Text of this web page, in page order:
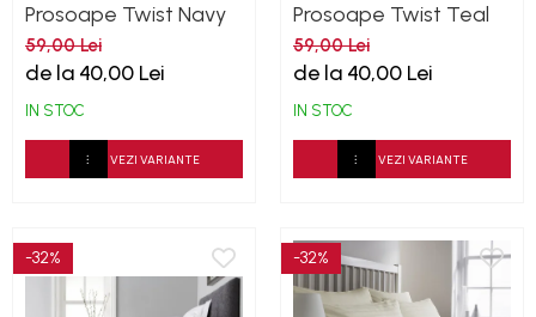
Prosoape Twist Navy
500GSM
59,00 Lei
de la 40,00 Lei
IN STOC
VEZI VARIANTE
Prosoape Twist Teal
500GSM
59,00 Lei
de la 40,00 Lei
IN STOC
VEZI VARIANTE
-32% -32%